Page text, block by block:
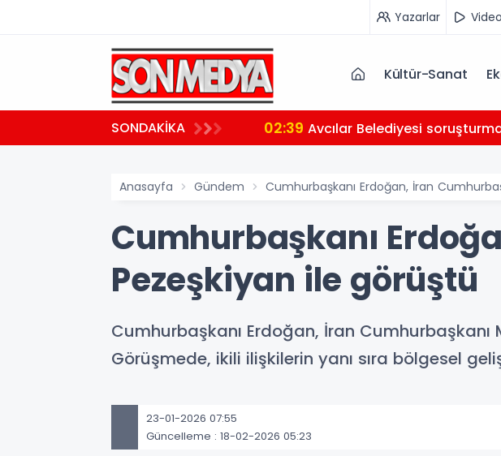
Yazarlar Video
Kültür-Sanat
SONDAKİKA 02:39 Avcılar Belediyesi
Anasayfa Gündem Cumhurbaşkanı Erdoğan, İran
Cumhurbaşkanı
Pezeşkiyan ile görüştü
Cumhurbaşkanı Erdoğan, İran
Görüşmede, ikili ilişkilerin yanı sıra bölgesel
23-01-2026 07:55
Güncelleme : 18-02-2026 05:23